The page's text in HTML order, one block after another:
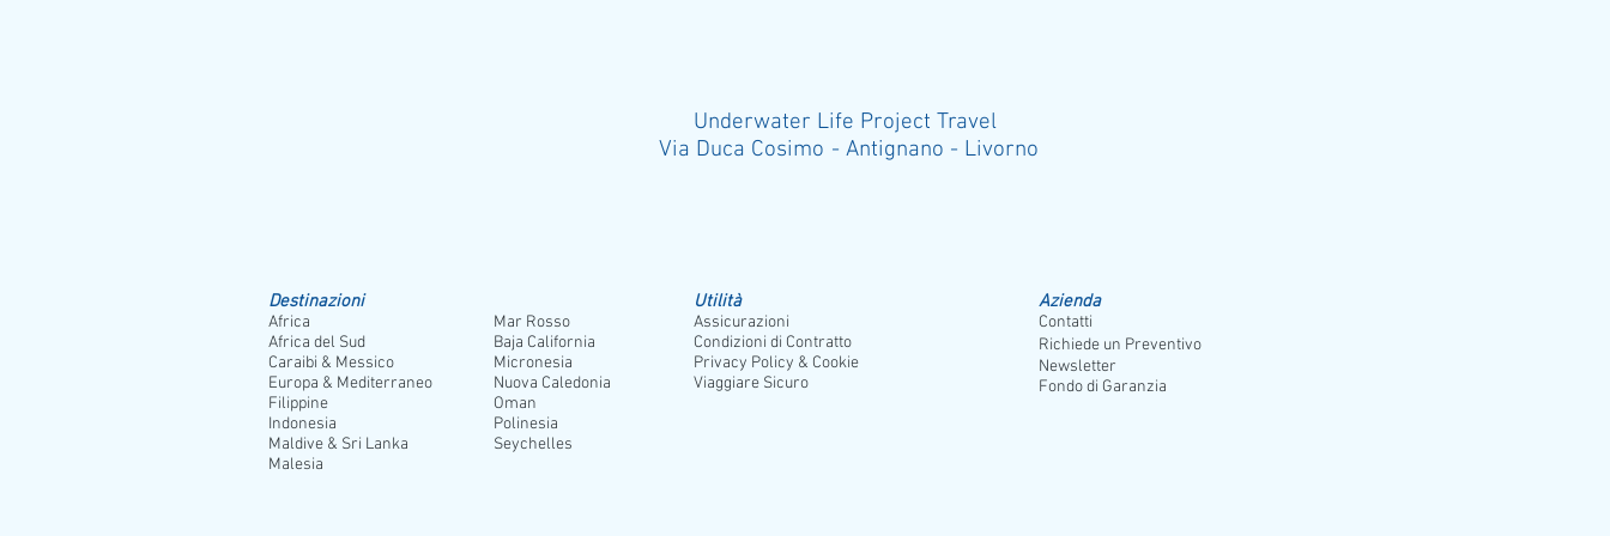
Underwater Life Project Travel
Via Duca Cosimo - Antignano - Livorno
Destinazioni
Africa
Africa del Sud
Caraibi & Messico
Europa & Mediterraneo
Filippine
Indonesia
Maldive & Sri Lanka
Malesia
Mar Rosso
Baja California
Micronesia
Nuova Caledonia
Oman
Polinesia
Seychelles
Utilità
Assicurazioni
Condizioni di Contratto
Privacy Policy & Cookie
Viaggiare Sicuro
Azienda
Contatti
Richiede un Preventivo
Newsletter
Fondo di Garanzia